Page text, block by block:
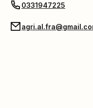
0331947225